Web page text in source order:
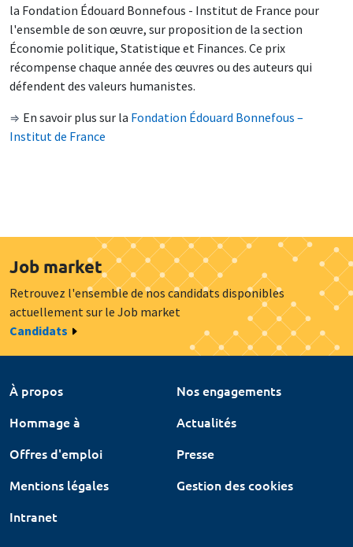
la Fondation Édouard Bonnefous - Institut de France pour
l'ensemble de son œuvre, sur proposition de la section
Économie politique, Statistique et Finances. Ce prix
récompense chaque année des œuvres ou des auteurs qui
défendent des valeurs humanistes.
⇒ En savoir plus sur la Fondation Édouard Bonnefous –
Institut de France
Job market
Retrouvez l'ensemble de nos candidats disponibles
actuellement sur le Job market
Candidats
À propos
Nos engagements
Hommage à
Actualités
Offres d'emploi
Presse
Mentions légales
Gestion des cookies
Intranet